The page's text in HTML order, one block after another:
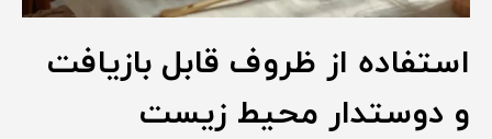
استفاده از ظروف قابل بازیافت
و دوستدار محیط زیست